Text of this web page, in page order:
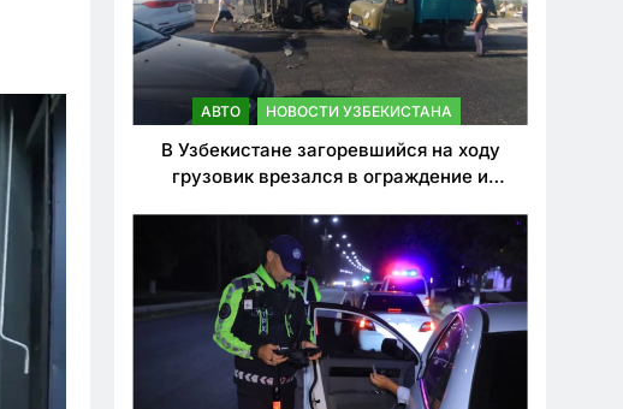
АВТО НОВОСТИ УЗБЕКИСТАНА
В Узбекистане загоревшийся на ходу
грузовик врезался в ограждение и